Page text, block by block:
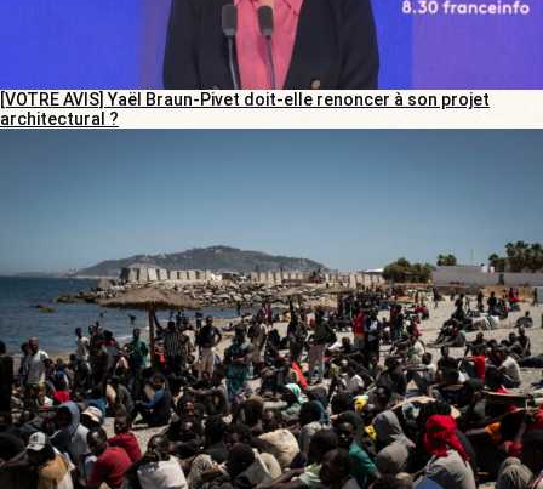
[VOTRE AVIS] Yaël Braun-Pivet doit-elle renoncer à son projet
architectural ?